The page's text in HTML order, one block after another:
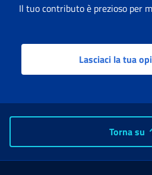
Il tuo contributo è prezioso per
Lasciaci la tua
Torna su